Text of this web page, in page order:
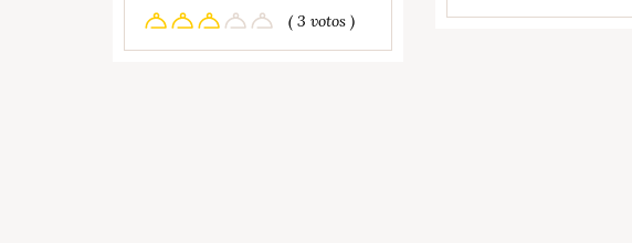
( 3 votos )